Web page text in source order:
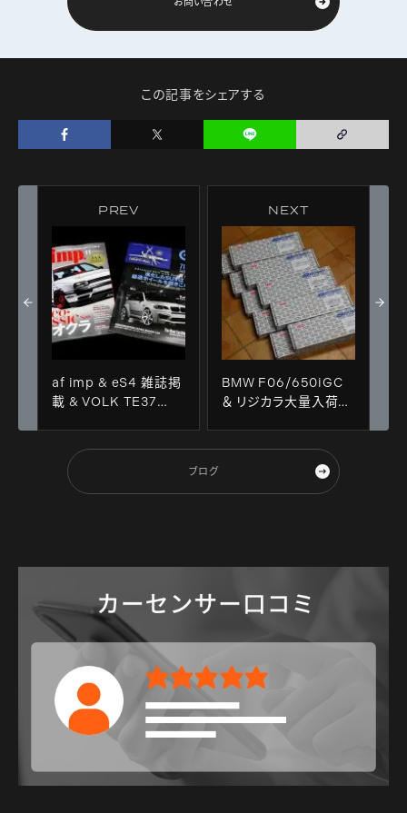
この記事をシェアする
PREV
af imp & eS4 雑誌掲
載 & VOLK TE37
NEXT
BMW F06/650iGC
＆ リジカラ大量入荷＋
ブログ